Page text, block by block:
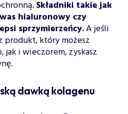
Składniki takie jak
hialuronowy czy
sprzymierzeńcy.A jeśli
który możesz
jak i wieczorem, zyskasz
dawką kolagenu